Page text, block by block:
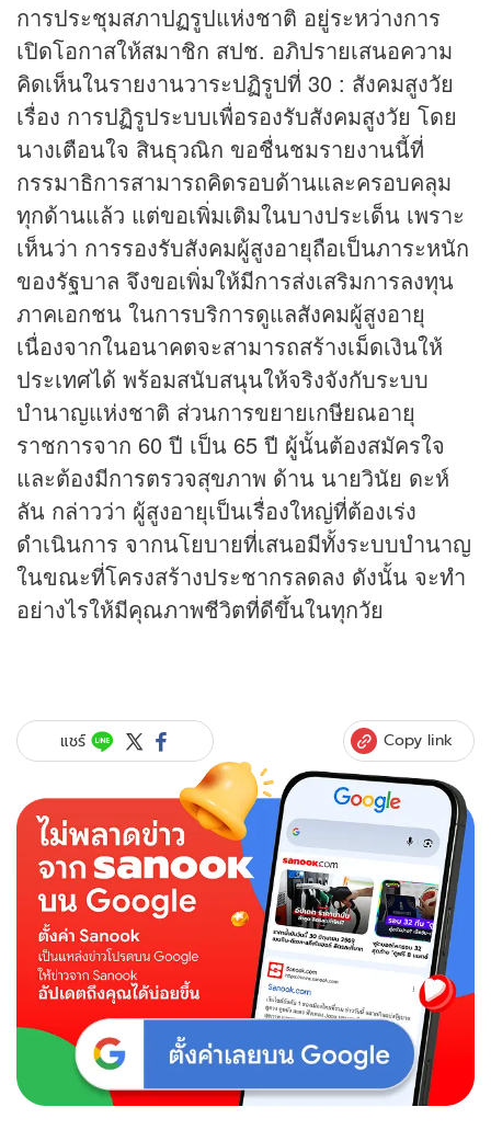
การประชุมสภาปฏรูปแห่งชาติ อยู่ระหว่างการ
เปิดโอกาสให้สมาชิก สปช. อภิปรายเสนอความ
คิดเห็นในรายงานวาระปฏิรูปที่ 30 : สังคมสูงวัย
เรื่อง การปฏิรูประบบเพื่อรองรับสังคมสูงวัย โดย
นางเตือนใจ สินธุวณิก ขอชื่นชมรายงานนี้ที่
กรรมาธิการสามารถคิดรอบด้านและครอบคลุม
ทุกด้านแล้ว แต่ขอเพิ่มเติมในบางประเด็น เพราะ
เห็นว่า การรองรับสังคมผู้สูงอายุถือเป็นภาระหนัก
ของรัฐบาล จึงขอเพิ่มให้มีการส่งเสริมการลงทุน
ภาคเอกชน ในการบริการดูแลสังคมผู้สูงอายุ
เนื่องจากในอนาคตจะสามารถสร้างเม็ดเงินให้
ประเทศได้ พร้อมสนับสนุนให้จริงจังกับระบบ
บำนาญแห่งชาติ ส่วนการขยายเกษียณอายุ
ราชการจาก 60 ปี เป็น 65 ปี ผู้นั้นต้องสมัครใจ
และต้องมีการตรวจสุขภาพ ด้าน นายวินัย ดะห์
ลัน กล่าวว่า ผู้สูงอายุเป็นเรื่องใหญ่ที่ต้องเร่ง
ดำเนินการ จากนโยบายที่เสนอมีทั้งระบบบำนาญ
ในขณะที่โครงสร้างประชากรลดลง ดังนั้น จะทำ
อย่างไรให้มีคุณภาพชีวิตที่ดีขึ้นในทุกวัย
แชร์ Copy link